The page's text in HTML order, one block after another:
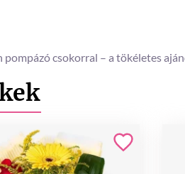
csokorral – a tökéletes